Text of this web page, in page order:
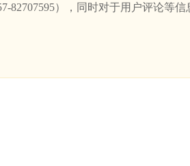
82707595），同时对于用户评论等